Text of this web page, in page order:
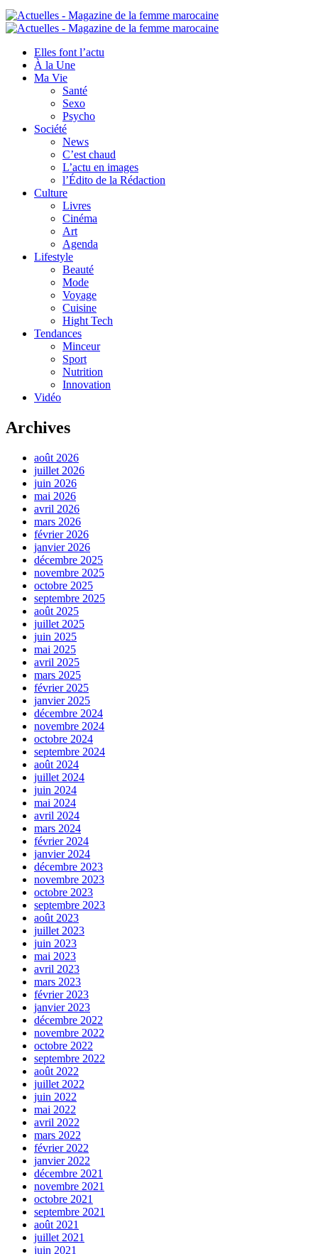
Elles font l’actu
À la Une
Ma Vie
Santé
Sexo
Psycho
Société
News
C’est chaud
L’actu en images
l’Édito de la Rédaction
Culture
Livres
Cinéma
Art
Agenda
Lifestyle
Beauté
Mode
Voyage
Cuisine
Hight Tech
Tendances
Minceur
Sport
Nutrition
Innovation
Vidéo
Archives
août 2026
juillet 2026
juin 2026
mai 2026
avril 2026
mars 2026
février 2026
janvier 2026
décembre 2025
novembre 2025
octobre 2025
septembre 2025
août 2025
juillet 2025
juin 2025
mai 2025
avril 2025
mars 2025
février 2025
janvier 2025
décembre 2024
novembre 2024
octobre 2024
septembre 2024
août 2024
juillet 2024
juin 2024
mai 2024
avril 2024
mars 2024
février 2024
janvier 2024
décembre 2023
novembre 2023
octobre 2023
septembre 2023
août 2023
juillet 2023
juin 2023
mai 2023
avril 2023
mars 2023
février 2023
janvier 2023
décembre 2022
novembre 2022
octobre 2022
septembre 2022
août 2022
juillet 2022
juin 2022
mai 2022
avril 2022
mars 2022
février 2022
janvier 2022
décembre 2021
novembre 2021
octobre 2021
septembre 2021
août 2021
juillet 2021
juin 2021